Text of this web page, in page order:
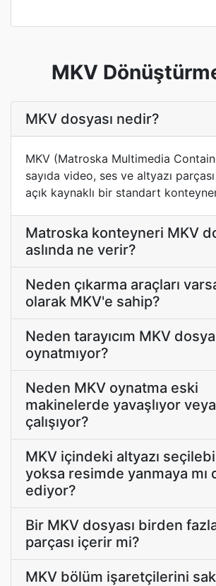
MKV
MKV dosyası nedir?
MKV (Matroska Multimedia
sayıda video, ses ve altyazı
açık kaynaklı bir standart
Matroska konteyneri MKV
aslında ne verir?
Neden çıkarma araçları
olarak MKV'e sahip?
Neden tarayıcım MKV
oynatmıyor?
Neden MKV oynatma eski
makinelerde yavaşlıyor
çalışıyor?
MKV içindeki altyazı
yoksa resimde yanmaya mı
ediyor?
Bir MKV dosyası birden
parçası içerir mi?
MKV bölüm işaretçilerini